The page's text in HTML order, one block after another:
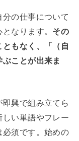
の仕事について
なります。 その
もなく、「（自
ことが出来ま
興で組み立てら
い単語やフレー
必須です。始めの